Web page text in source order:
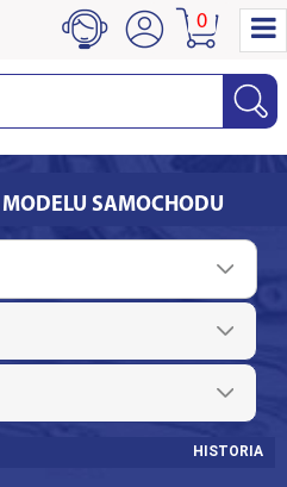
0
SAMOCHODU
HISTORIA